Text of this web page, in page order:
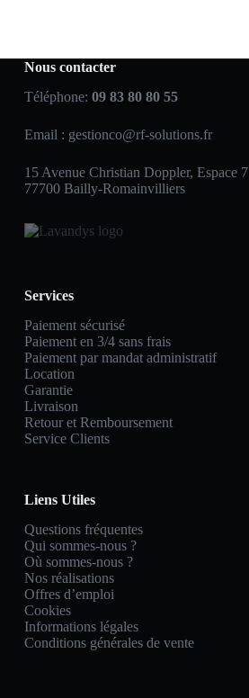
Nous contacter
Téléphone: 09 83 80 80 55
Email : gestionco@rf-solutions.fr
15 Avenue Christian Doppler, Espace 7
77700 Bailly-Romainvilliers
Services
Paiement sécurisé
Paiement en 3/4 sans frais
Paiement par mandat administratif
Location
Garantie
Livraison
Retour et Remboursement
Service Clients
Liens Utiles
Questions fréquentes
Qui sommes-nous ?
Où sommes-nous ?
Nos réalisations
Offres d’emploi
Cookies
Informations légales
Conditions générales de vente